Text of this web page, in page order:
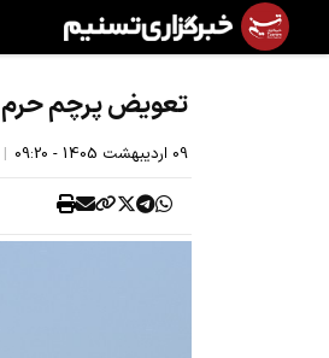
تعویض پرچم
09 ارديبهشت 1405 - 09:20